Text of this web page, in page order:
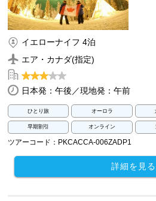
イエローナイフ 4泊
エア・カナダ(指定)
日本発：午後／現地発：午前
ひとり旅 オーロラ
早期割引 オンライン
ツアーコード：PKCACCA-006ZADP1
詳細を見る